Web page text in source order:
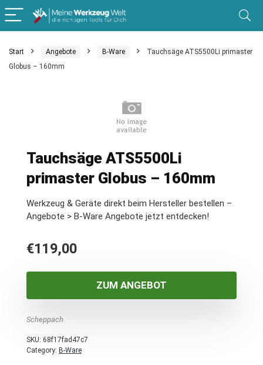
Start Angebote B-Ware
Tauchsäge ATS5500Li primaster
Globus – 160mm
Tauchsäge ATS5500Li
primaster Globus – 160mm
Werkzeug & Geräte direkt beim Hersteller bestellen –
Angebote > B-Ware Angebote jetzt entdecken!
€119,00
ZUM ANGEBOT
Scheppach
SKU: 68f17fad47c7
Category: B-Ware